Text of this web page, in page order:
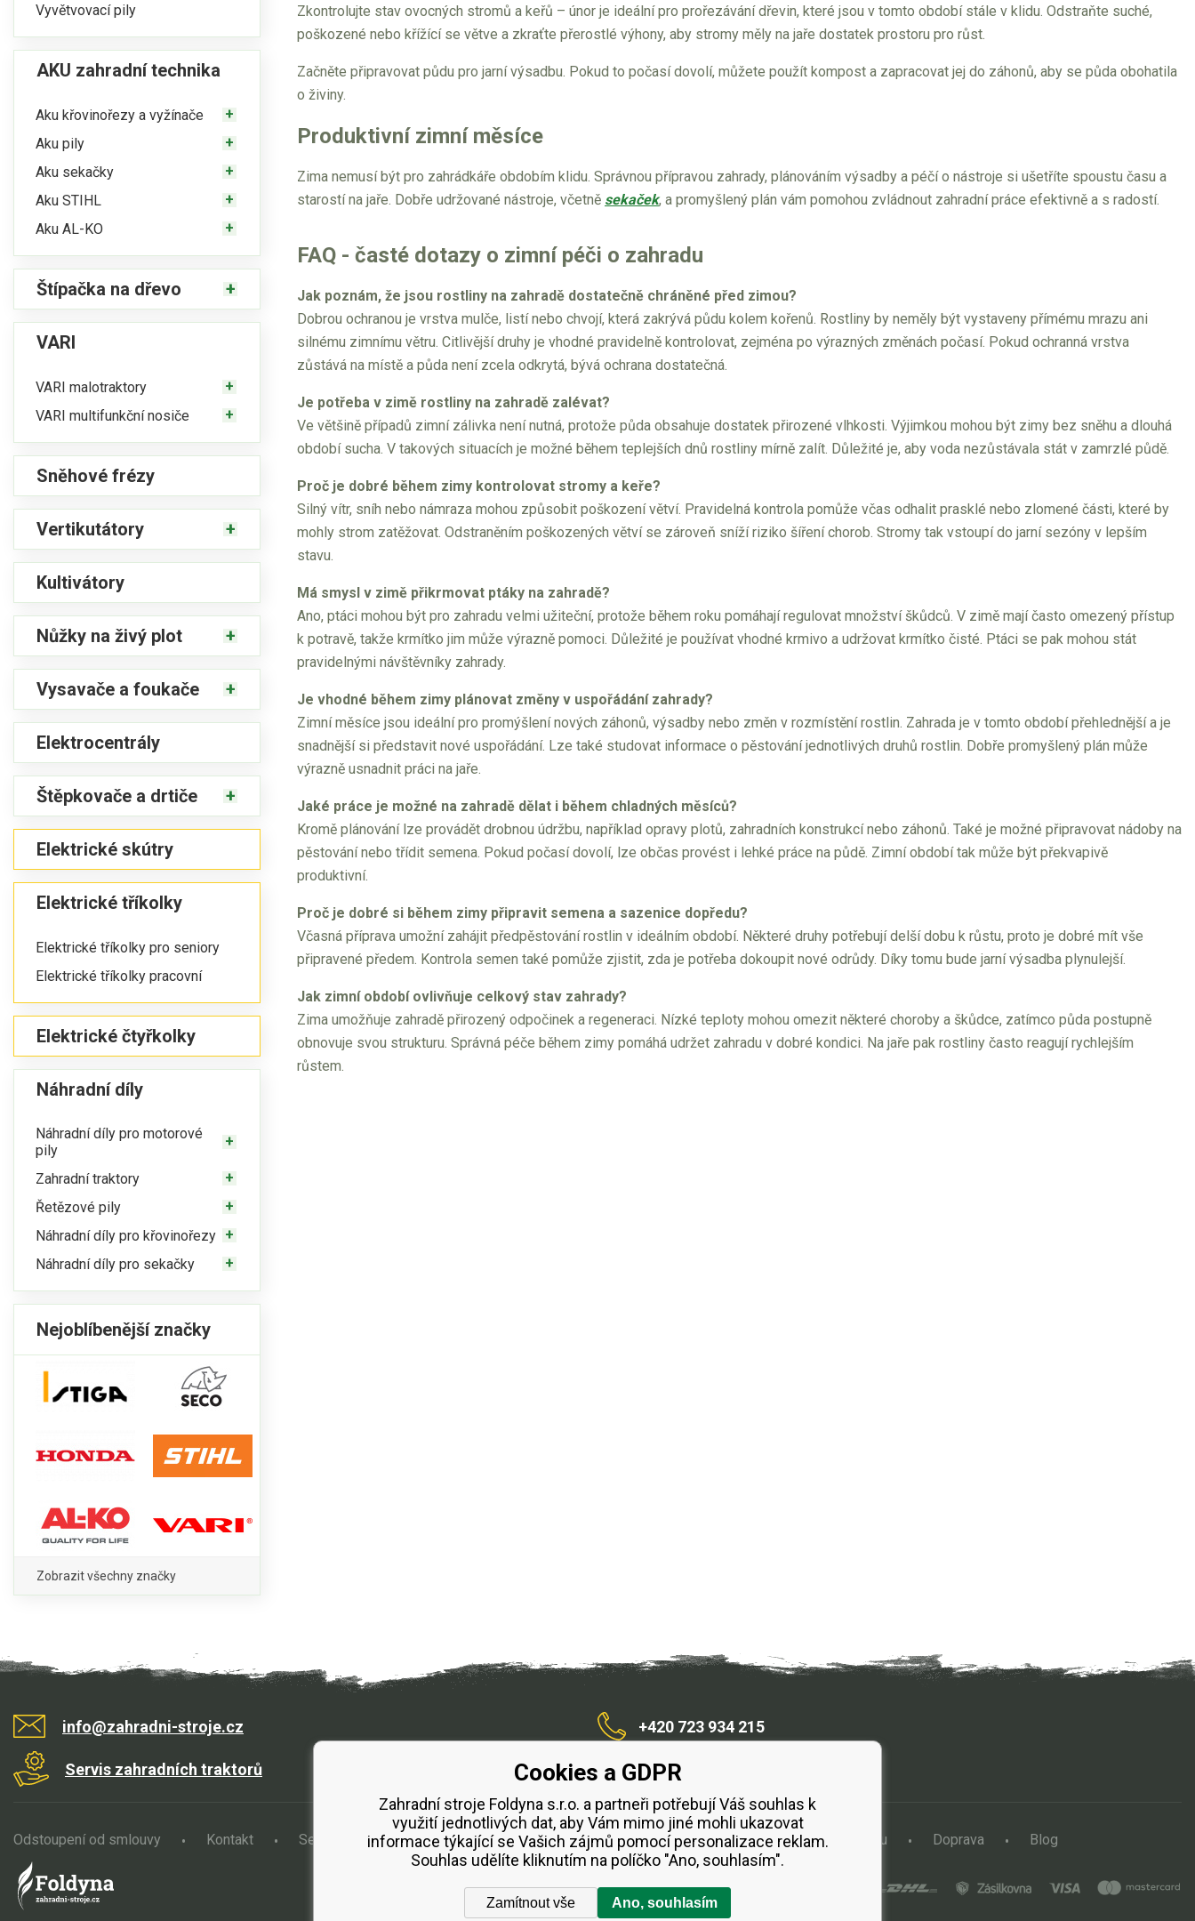
Vyvětvovací pily
AKU zahradní technika
Aku křovinořezy a vyžínače
Aku pily
Aku sekačky
Aku STIHL
Aku AL-KO
Štípačka na dřevo
VARI
VARI malotraktory
VARI multifunkční nosiče
Sněhové frézy
Vertikutátory
Kultivátory
Nůžky na živý plot
Vysavače a foukače
Elektrocentrály
Štěpkovače a drtiče
Elektrické skútry
Elektrické tříkolky
Elektrické tříkolky pro seniory
Elektrické tříkolky pracovní
Elektrické čtyřkolky
Náhradní díly
Náhradní díly pro motorové
pily
Zahradní traktory
Řetězové pily
Náhradní díly pro křovinořezy
Náhradní díly pro sekačky
Nejoblíbenější značky
Zobrazit všechny značky
Zkontrolujte stav ovocných stromů a keřů – únor je ideální pro prořezávání dřevin, které jsou v tomto období stále v klidu. Odstraňte suché,
poškozené nebo křížící se větve a zkraťte přerostlé výhony, aby stromy měly na jaře dostatek prostoru pro růst.
Začněte připravovat půdu pro jarní výsadbu. Pokud to počasí dovolí, můžete použít kompost a zapracovat jej do záhonů, aby se půda obohatila
o živiny.
Produktivní zimní měsíce
Zima nemusí být pro zahrádkáře obdobím klidu. Správnou přípravou zahrady, plánováním výsadby a péčí o nástroje si ušetříte spoustu času a
starostí na jaře. Dobře udržované nástroje, včetně sekaček, a promyšlený plán vám pomohou zvládnout zahradní práce efektivně a s radostí.
FAQ - časté dotazy o zimní péči o zahradu
Jak poznám, že jsou rostliny na zahradě dostatečně chráněné před zimou?
Dobrou ochranou je vrstva mulče, listí nebo chvojí, která zakrývá půdu kolem kořenů. Rostliny by neměly být vystaveny přímému mrazu ani
silnému zimnímu větru. Citlivější druhy je vhodné pravidelně kontrolovat, zejména po výrazných změnách počasí. Pokud ochranná vrstva
zůstává na místě a půda není zcela odkrytá, bývá ochrana dostatečná.
Je potřeba v zimě rostliny na zahradě zalévat?
Ve většině případů zimní zálivka není nutná, protože půda obsahuje dostatek přirozené vlhkosti. Výjimkou mohou být zimy bez sněhu a dlouhá
období sucha. V takových situacích je možné během teplejších dnů rostliny mírně zalít. Důležité je, aby voda nezůstávala stát v zamrzlé půdě.
Proč je dobré během zimy kontrolovat stromy a keře?
Silný vítr, sníh nebo námraza mohou způsobit poškození větví. Pravidelná kontrola pomůže včas odhalit prasklé nebo zlomené části, které by
mohly strom zatěžovat. Odstraněním poškozených větví se zároveň sníží riziko šíření chorob. Stromy tak vstoupí do jarní sezóny v lepším
stavu.
Má smysl v zimě přikrmovat ptáky na zahradě?
Ano, ptáci mohou být pro zahradu velmi užiteční, protože během roku pomáhají regulovat množství škůdců. V zimě mají často omezený přístup
k potravě, takže krmítko jim může výrazně pomoci. Důležité je používat vhodné krmivo a udržovat krmítko čisté. Ptáci se pak mohou stát
pravidelnými návštěvníky zahrady.
Je vhodné během zimy plánovat změny v uspořádání zahrady?
Zimní měsíce jsou ideální pro promýšlení nových záhonů, výsadby nebo změn v rozmístění rostlin. Zahrada je v tomto období přehlednější a je
snadnější si představit nové uspořádání. Lze také studovat informace o pěstování jednotlivých druhů rostlin. Dobře promyšlený plán může
výrazně usnadnit práci na jaře.
Jaké práce je možné na zahradě dělat i během chladných měsíců?
Kromě plánování lze provádět drobnou údržbu, například opravy plotů, zahradních konstrukcí nebo záhonů. Také je možné připravovat nádoby na
pěstování nebo třídit semena. Pokud počasí dovolí, lze občas provést i lehké práce na půdě. Zimní období tak může být překvapivě
produktivní.
Proč je dobré si během zimy připravit semena a sazenice dopředu?
Včasná příprava umožní zahájit předpěstování rostlin v ideálním období. Některé druhy potřebují delší dobu k růstu, proto je dobré mít vše
připravené předem. Kontrola semen také pomůže zjistit, zda je potřeba dokoupit nové odrůdy. Díky tomu bude jarní výsadba plynulejší.
Jak zimní období ovlivňuje celkový stav zahrady?
Zima umožňuje zahradě přirozený odpočinek a regeneraci. Nízké teploty mohou omezit některé choroby a škůdce, zatímco půda postupně
obnovuje svou strukturu. Správná péče během zimy pomáhá udržet zahradu v dobré kondici. Na jaře pak rostliny často reagují rychlejším
růstem.
info@zahradni-stroje.cz
Servis zahradních traktorů /zahradnístroje
+420 723 934 215
Odstoupení od smlouvy Kontakt Servis Obchodní podmínky Splátkový prodej ESSOX Půjčovna vertikutátoru Doprava Blog
Cookies a GDPR
Zahradní stroje Foldyna s.r.o. a partneři potřebují Váš souhlas k
využití jednotlivých dat, aby Vám mimo jiné mohli ukazovat
informace týkající se Vašich zájmů pomocí personalizace reklam.
Souhlas udělíte kliknutím na políčko "Ano, souhlasím".
Zamítnout vše Ano, souhlasím